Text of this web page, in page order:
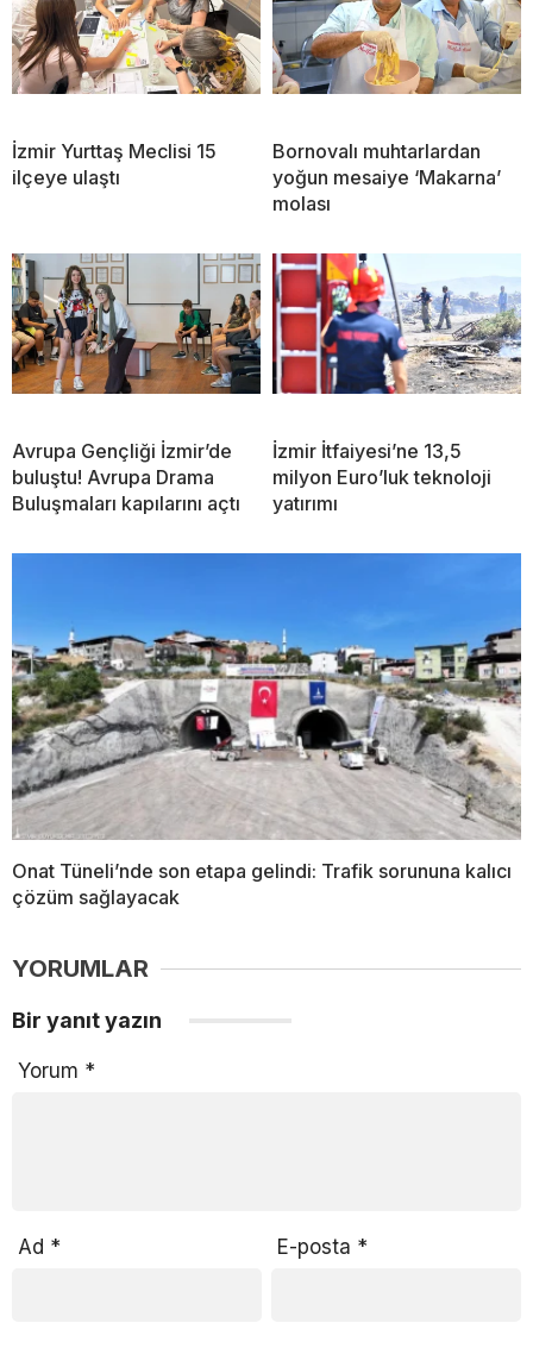
İzmir Yurttaş Meclisi 15
ilçeye ulaştı
Bornovalı muhtarlardan
yoğun mesaiye ‘Makarna’
molası
Avrupa Gençliği İzmir’de
buluştu! Avrupa Drama
Buluşmaları kapılarını açtı
İzmir İtfaiyesi’ne 13,5
milyon Euro’luk teknoloji
yatırımı
Onat Tüneli’nde son etapa gelindi: Trafik sorununa kalıcı
çözüm sağlayacak
YORUMLAR
Bir yanıt yazın
Yorum *
Ad * E-posta *